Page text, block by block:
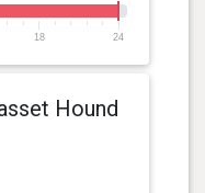
18 24
Hound